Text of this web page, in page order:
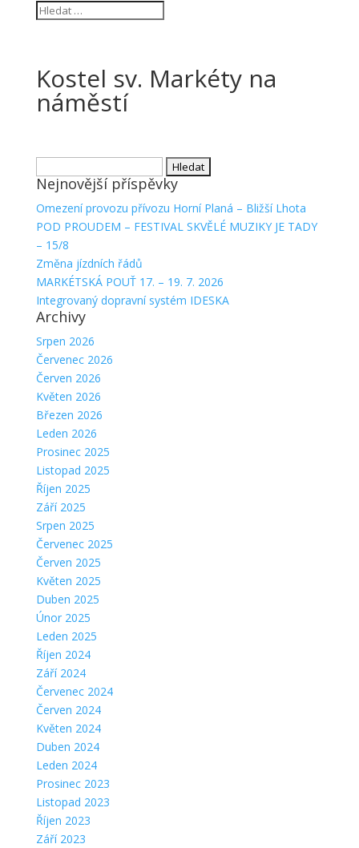
Kostel sv. Markéty na
náměstí
Nejnovější příspěvky
Omezení provozu přívozu Horní Planá – Bližší Lhota
POD PROUDEM – FESTIVAL SKVĚLÉ MUZIKY JE TADY
– 15/8
Změna jízdních řádů
MARKÉTSKÁ POUŤ 17. – 19. 7. 2026
Integrovaný dopravní systém IDESKA
Archivy
Srpen 2026
Červenec 2026
Červen 2026
Květen 2026
Březen 2026
Leden 2026
Prosinec 2025
Listopad 2025
Říjen 2025
Září 2025
Srpen 2025
Červenec 2025
Červen 2025
Květen 2025
Duben 2025
Únor 2025
Leden 2025
Říjen 2024
Září 2024
Červenec 2024
Červen 2024
Květen 2024
Duben 2024
Leden 2024
Prosinec 2023
Listopad 2023
Říjen 2023
Září 2023